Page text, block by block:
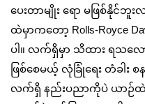
ပေးတာမျိုး ရော မဖြစ်နိုင်
ထဲမှာကတော့ Rolls-Royce
ပါ။ လက်ရှိမှာ သိထား ရသ
ဖြစ်စေမယ့် လုံခြုံရေး တံခါး စ
လက်ရှိ နည်းပညာကိုပဲ ယာဉ်ထဲ